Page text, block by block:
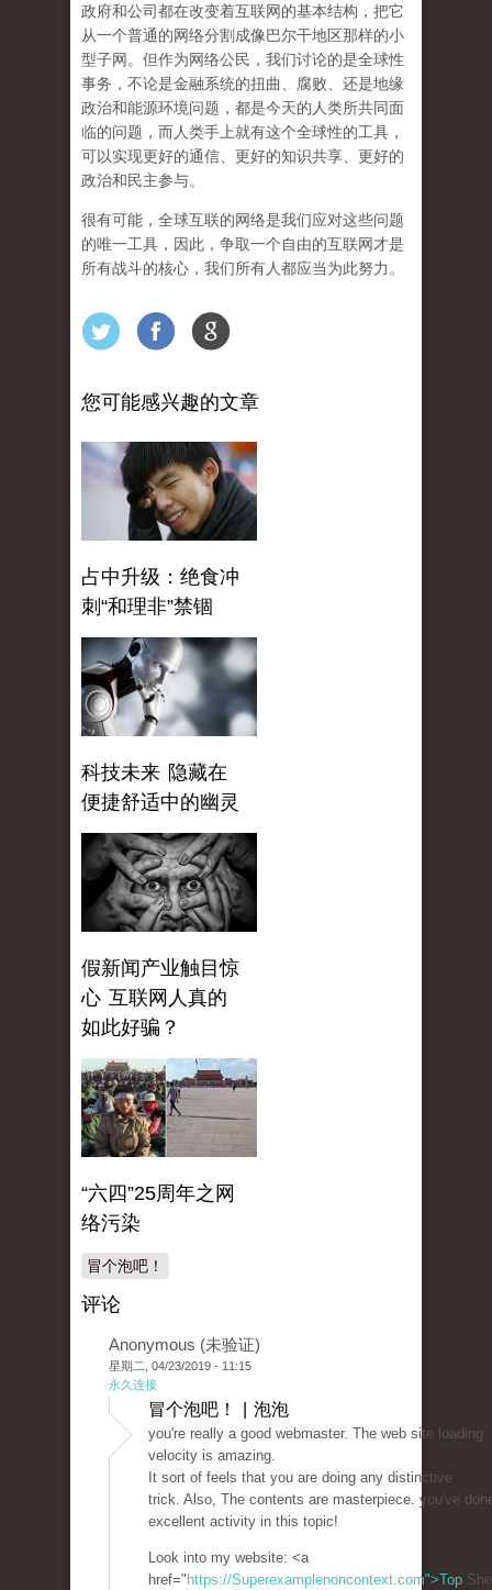
政府和公司都在改变着互联网的基本结构，把它
从一个普通的网络分割成像巴尔干地区那样的小
型子网。但作为网络公民，我们讨论的是全球性
事务，不论是金融系统的扭曲、腐败、还是地缘
政治和能源环境问题，都是今天的人类所共同面
临的问题，而人类手上就有这个全球性的工具，
可以实现更好的通信、更好的知识共享、更好的
政治和民主参与。
很有可能， 全球互联的网络是我们应对这些问题
的唯一工具，因此，争取一个自由的互联网才是
所有战斗的核心，我们所有人都应当为此努力。
您可能感兴趣的文章
占中升级：绝食冲
刺“和理非”禁锢
科技未来 隐藏在
便捷舒适中的幽灵
假新闻产业触目惊
心 互联网人真的
如此好骗？
“六四”25周年之网
络污染
冒个泡吧！
评论
Anonymous (未验证)
星期二, 04/23/2019 - 11:15
永久连接
冒个泡吧！ | 泡泡
you're really a good webmaster. The web site loading
velocity is amazing.
It sort of feels that you are doing any distinctive
trick. Also, The contents are masterpiece. you've
excellent activity in this topic!
Look into my website: <a
href=" https://Superexamplenoncontext.com">Top